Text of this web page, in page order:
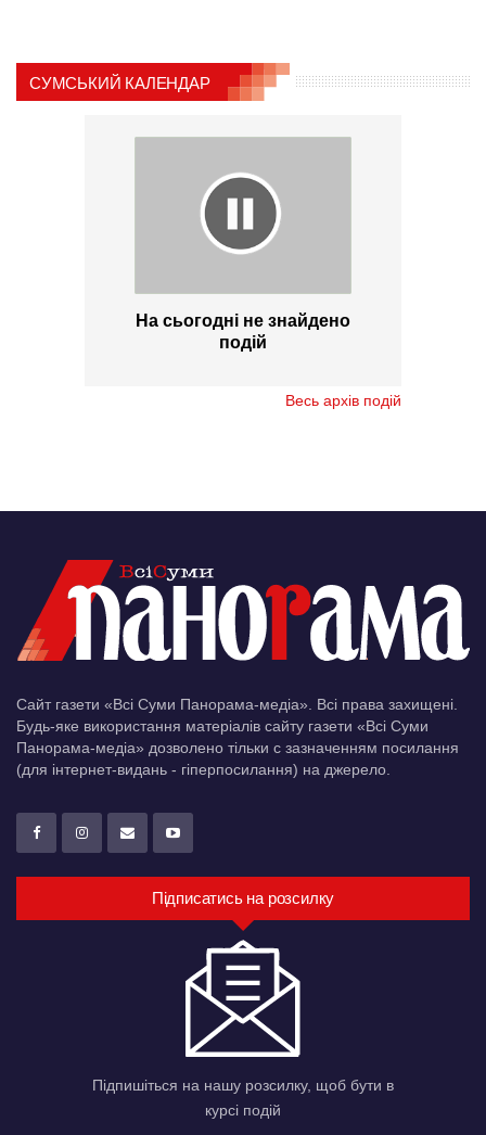
СУМСЬКИЙ КАЛЕНДАР
На сьогодні не знайдено
подій
Весь архів подій
Сайт газети «Всі Суми Панорама-медіа». Всі права захищені.
Будь-яке використання матеріалів сайту газети «Всі Суми
Панорама-медіа» дозволено тільки c зазначенням посилання
(для інтернет-видань - гіперпосилання) на джерело.
Підписатись на розсилку
Підпишіться на нашу розсилку, щоб бути в
курсі подій